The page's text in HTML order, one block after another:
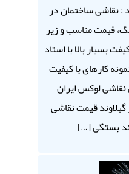
: نقاشی ساختمان در
قیمت مناسب و زیر
بسیار بالا با استاد
کارهای با کیفیت
لوکس ایران
قیمت نقاشی
بستگی […]